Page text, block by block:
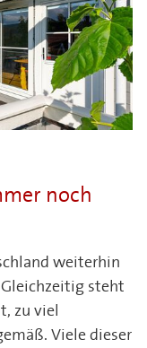
noch
weiterhin
steht
zu viel
Viele dieser